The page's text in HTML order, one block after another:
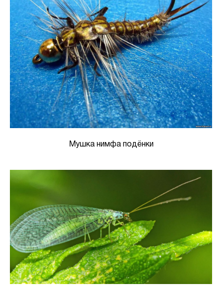
Мушка нимфа подёнки